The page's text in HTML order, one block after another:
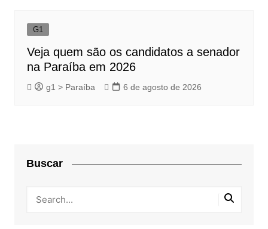
G1
Veja quem são os candidatos a senador
na Paraíba em 2026
g1 > Paraíba 6 de agosto de 2026
Buscar